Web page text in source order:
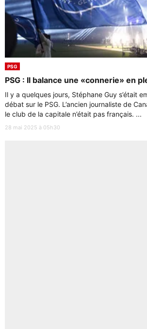
PSG
PSG : Il balance une «connerie» en
Il y a quelques jours, Stéphane Guy s’était
débat sur le PSG. L’ancien journaliste de
le club de la capitale n’était pas français. ...
28 mai 2025 à 05h30